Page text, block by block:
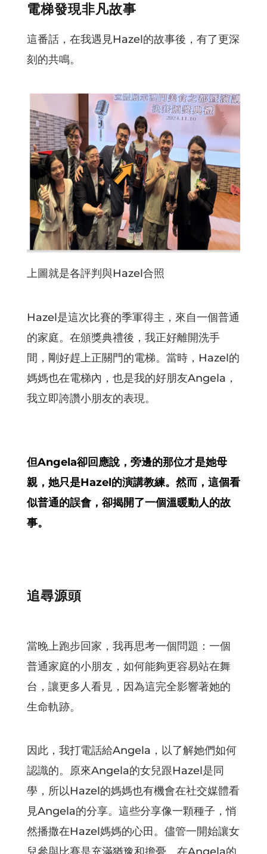
電梯發現非凡故事
這番話，在我遇見Hazel的故事後，有了更深
刻的共鳴。
上圖就是各評判與Hazel合照
Hazel是這次比賽的季軍得主，來自一個普通
的家庭。在頒獎典禮後，我正好離開洗手
間，剛好趕上正關門的電梯。當時，Hazel的
媽媽也在電梯內，也是我的好朋友Angela，
我立即誇讚小朋友的表現。
但Angela卻回應說，旁邊的那位才是她母
親，她只是Hazel的演講教練。然而，這個看
似普通的誤會，卻揭開了一個溫暖動人的故
事。
追尋源頭
當晚上跑步回家，我再思考一個問題：一個
普通家庭的小朋友，如何能夠更容易站在舞
台，讓更多人看見，因為這完全影響著她的
生命軌跡。
因此，我打電話給Angela，以了解她們如何
認識的。原來Angela的女兒跟Hazel是同
學，所以Hazel的媽媽也有機會在社交媒體看
見Angela的分享。這些分享像一顆種子，悄
然播撒在Hazel媽媽的心田。儘管一開始讓女